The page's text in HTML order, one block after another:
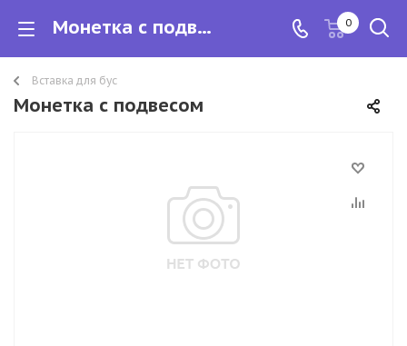
Монетка с подвесом 0
Вставка для бус
Монетка с подвесом